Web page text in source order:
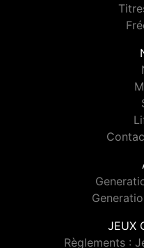
JEUX
Règlements :